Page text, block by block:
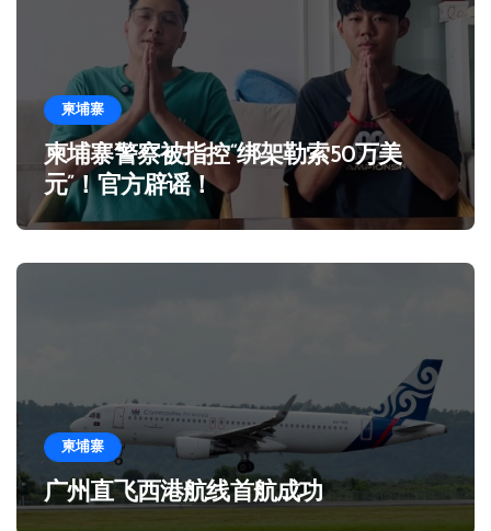
柬埔寨
柬埔寨警察被指控“绑架勒索50万美
元”！官方辟谣！
柬埔寨
广州直飞西港航线首航成功